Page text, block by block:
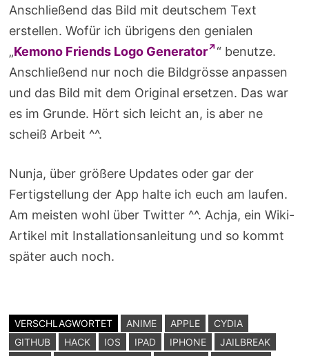
Anschließend das Bild mit deutschem Text
erstellen. Wofür ich übrigens den genialen
„Kemono Friends Logo Generator
“ benutze.
Anschließend nur noch die Bildgrösse anpassen
und das Bild mit dem Original ersetzen. Das war
es im Grunde. Hört sich leicht an, is aber ne
scheiß Arbeit ^^.
Nunja, über größere Updates oder gar der
Fertigstellung der App halte ich euch am laufen.
Am meisten wohl über Twitter ^^. Achja, ein Wiki-
Artikel mit Installationsanleitung und so kommt
später auch noch.
VERSCHLAGWORTET ANIME APPLE
CYDIA
GITHUB
HACK IOS IPAD IPHONE
JAILBREAK